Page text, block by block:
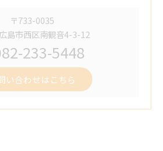
〒733-0035
島市西区南観音4-3-12
233-5448
い合わせはこちら